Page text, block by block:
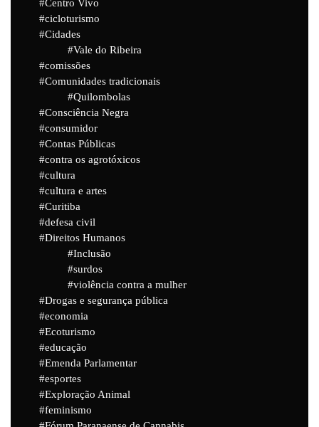
Centro Vivo
cicloturismo
Cidades
Vale do Ribeira
comissões
Comunidades tradicionais
Quilombolas
Consciência Negra
consumidor
Contas Públicas
contra os agrotóxicos
cultura
cultura e artes
Curitiba
defesa civil
Direitos Humanos
Inclusão
surdos
violência contra a mulher
Drogas e segurança pública
economia
Ecoturismo
educação
Emenda Parlamentar
esportes
Exploração Animal
feminismo